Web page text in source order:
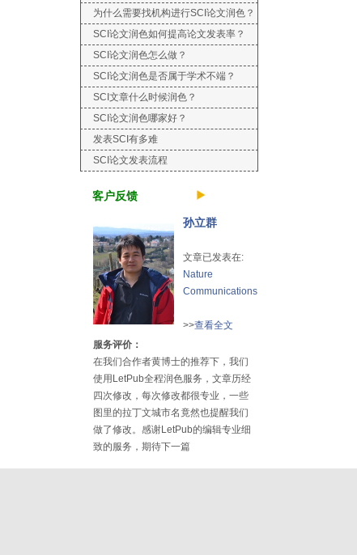
为什么需要找机构进行SCI论文润色？
SCI论文润色如何提高论文发表率？
SCI论文润色怎么做？
SCI论文润色是否属于学术不端？
SCI文章什么时候润色？
SCI论文润色哪家好？
发表SCI有多难
SCI论文发表流程
客户反馈
孙立群
文章已发表在:
Nature
Communications
>>查看全文
服务评价：
在我们合作者黄博士的推荐下，我们
使用LetPub全程润色服务，文章历经
四次修改，每次修改都很专业，一些
图里的拉丁文城市名竟然也提醒我们
做了修改。感谢LetPub的编辑专业细
致的服务，期待下一篇